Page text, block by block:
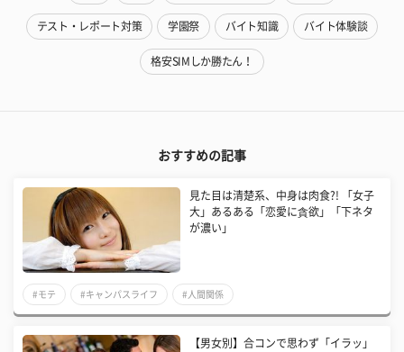
テスト・レポート対策 学園祭 バイト知識 バイト体験談
格安SIMしか勝たん！
おすすめの記事
見た目は清楚系、中身は肉食?! 「女子
大」あるある「恋愛に貪欲」「下ネタ
が濃い」
#モテ #キャンパスライフ #人間関係
【男女別】合コンで思わず「イラッ」